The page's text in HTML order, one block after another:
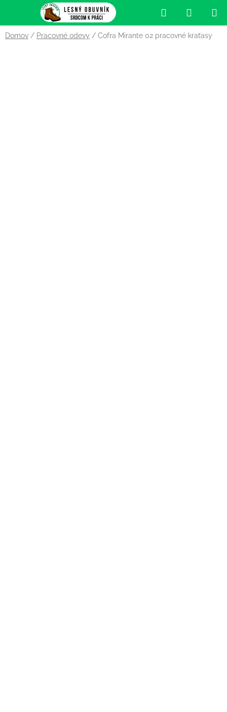
obsah
Hľadať
KOŠÍK
Domov / Pracovné odevy / Cofra Mirante 02 pracovné kraťasy